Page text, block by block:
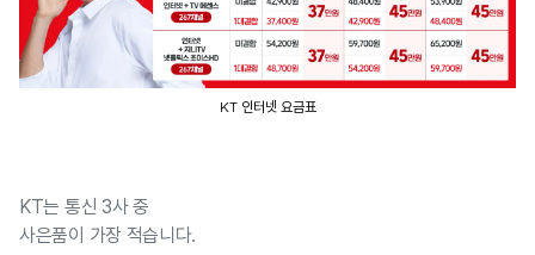
KT 인터넷 요금표
KT는 통신 3사 중
사은품이 가장 적습니다.